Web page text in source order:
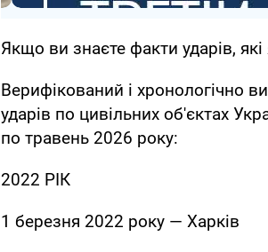
Якщо ви знаєте факти ударів,
Верифікований і хронологічно
ударів по цивільних об'єктах
по травень 2026 року:
2022 РІК
1 березня 2022 року — Харків